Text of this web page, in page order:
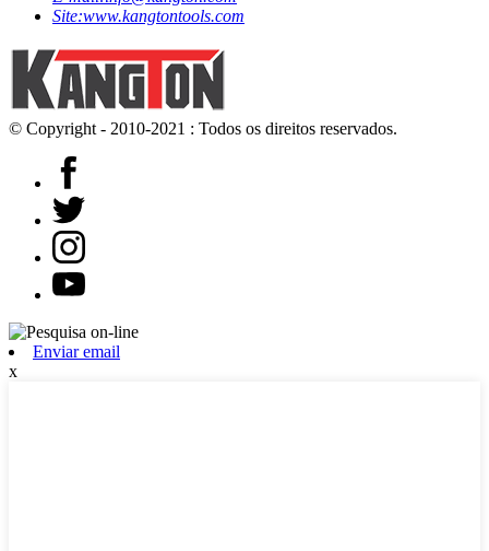
Site:www.kangtontools.com
© Copyright - 2010-2021 : Todos os direitos reservados.
Enviar email
x